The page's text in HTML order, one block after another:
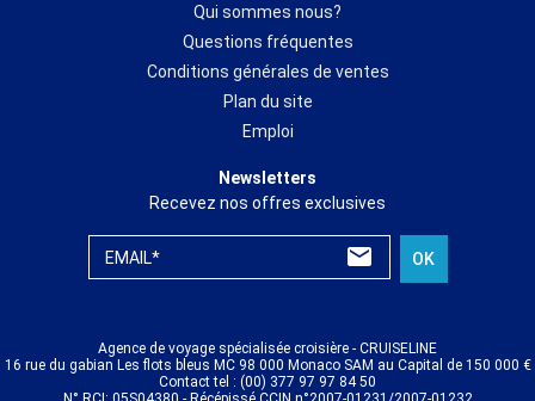
Qui sommes nous?
Questions fréquentes
Conditions générales de ventes
Plan du site
Emploi
Newsletters
Recevez nos offres exclusives
EMAIL* OK
Agence de voyage spécialisée croisière - CRUISELINE
16 rue du gabian Les flots bleus MC 98 000 Monaco SAM au Capital de 150 000 €
Contact tel : (00) 377 97 97 84 50